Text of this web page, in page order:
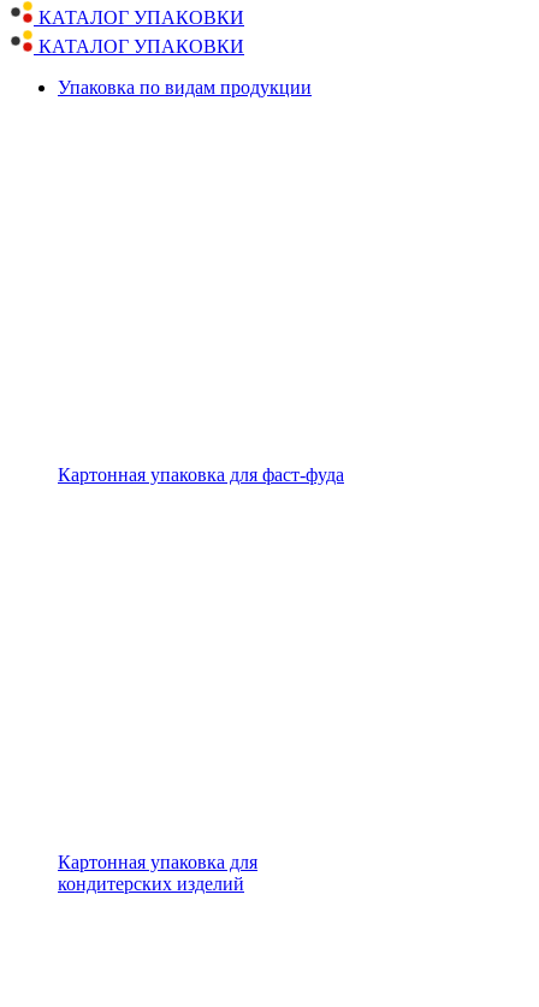
КАТАЛОГ УПАКОВКИ
КАТАЛОГ УПАКОВКИ
Упаковка по видам продукции
Картонная упаковка для фаст-фуда
Картонная упаковка для
кондитерских изделий